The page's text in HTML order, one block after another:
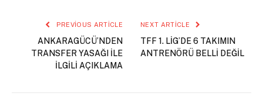
PREVIOUS ARTICLE
ANKARAGÜCÜ’NDEN
TRANSFER YASAĞI İLE
İLGİLİ AÇIKLAMA
NEXT ARTICLE
TFF 1. LİG’DE 6 TAKIMIN
ANTRENÖRÜ BELLİ DEĞİL